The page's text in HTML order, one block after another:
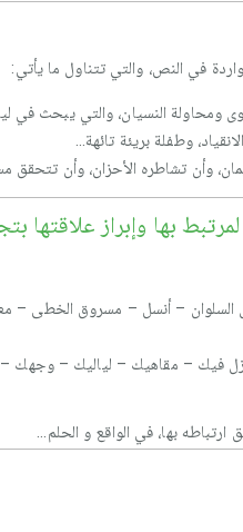
في النص، والتي تتناول ما يأتي:
ومحاولة النسيان، والتي يبحث في
وطفلة بريئة تائهة...
وأن تشاطره الأحزان، وأن تتحقق
بها وإبراز علاقتها
السلوان – أنسل – مسروق الخطى
فيك – مقاهيك – لياليك – وجهك
بها، في الواقع و الحلم...